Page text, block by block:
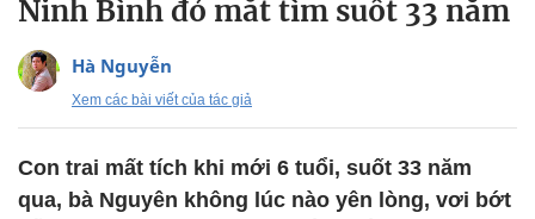
Ninh Bình đỏ mắt tìm suốt 33 năm
Hà Nguyễn
Xem các bài viết của tác giả
Con trai mất tích khi mới 6 tuổi, suốt 33 năm
qua, bà Nguyên không lúc nào yên lòng, vơi bớt